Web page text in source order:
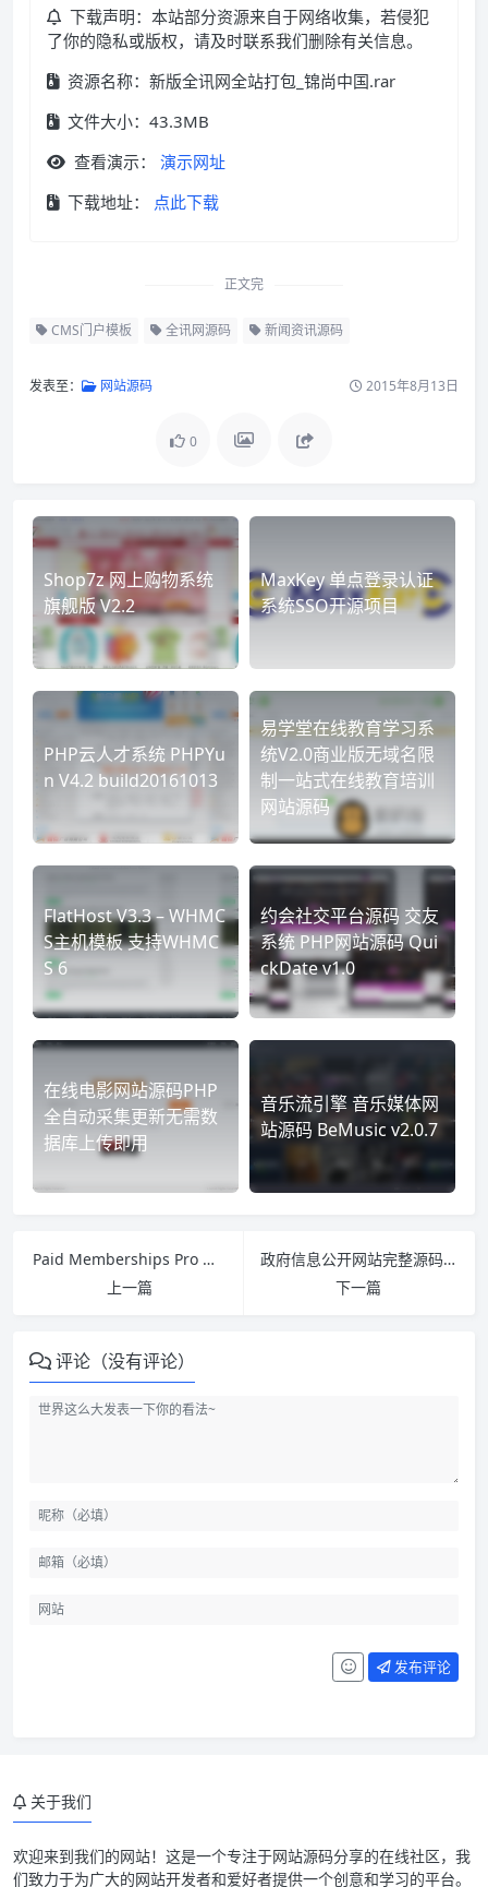
下载声明：本站部分资源来自于网络收集，若侵犯
了你的隐私或版权，请及时联系我们删除有关信息。
资源名称：新版全讯网全站打包_锦尚中国.rar
文件大小：43.3MB
查看演示：
演示网址
下载地址：
点此下载
正文完
CMS门户模板 全讯网源码 新闻资讯源码
发表至： 网站源码 2015年8月13日
0
Shop7z 网上购物系统
旗舰版 V2.2
MaxKey 单点登录认证
系统SSO开源项目
PHP云人才系统 PHPYu
n V4.2 build20161013
易学堂在线教育学习系
统V2.0商业版无域名限
制一站式在线教育培训
网站源码
FlatHost V3.3 – WHMC
S主机模板 支持WHMC
S 6
约会社交平台源码 交友
系统 PHP网站源码 Qui
ckDate v1.0
在线电影网站源码PHP
全自动采集更新无需数
据库上传即用
音乐流引擎 音乐媒体网
站源码 BeMusic v2.0.7
Paid Memberships Pro WordPress 会员管理插件
上一篇
政府信息公开网站完整源码免费下载|红色风格织梦模板
下一篇
评论（没有评论）
发布评论
程序介绍
关于我们
欢迎来到我们的网站！这是一个专注于网站源码分享的在线社区，我
们致力于为广大的网站开发者和爱好者提供一个创意和学习的平台。